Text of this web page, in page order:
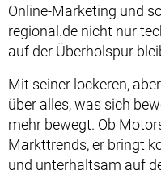
Online-Marketing und
regional.de nicht nur
auf der Überholspur
Mit seiner lockeren,
über alles, was sich
mehr bewegt. Ob
Markttrends, er bringt
und unterhaltsam auf